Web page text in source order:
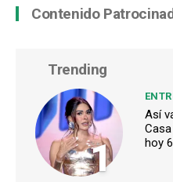
Contenido
Trending
1
Así
hoy